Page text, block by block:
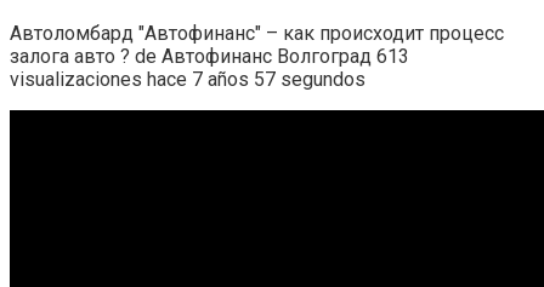
Автоломбард "Автофинанс" – как происходит процесс
залога авто ? de Автофинанс Волгоград 613
visualizaciones hace 7 años 57 segundos